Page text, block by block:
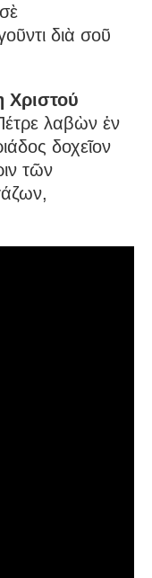
διὰ σοῦ
Χριστού
λαβὼν ἐν
δοχεῖον
τῶν